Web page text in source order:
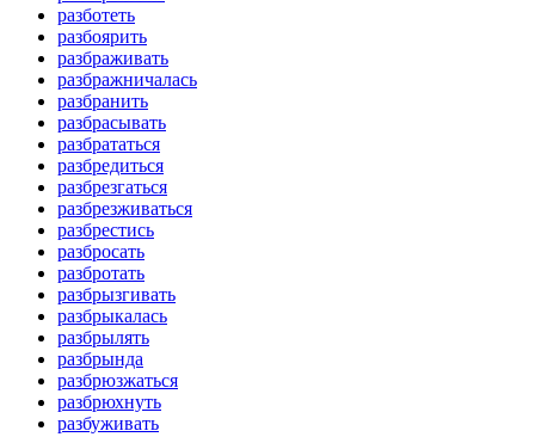
разботеть
разбоярить
разбраживать
разбражничалась
разбранить
разбрасывать
разбрататься
разбредиться
разбрезгаться
разбрезживаться
разбрестись
разбросать
разбротать
разбрызгивать
разбрыкалась
разбрылять
разбрында
разбрюзжаться
разбрюхнуть
разбуживать